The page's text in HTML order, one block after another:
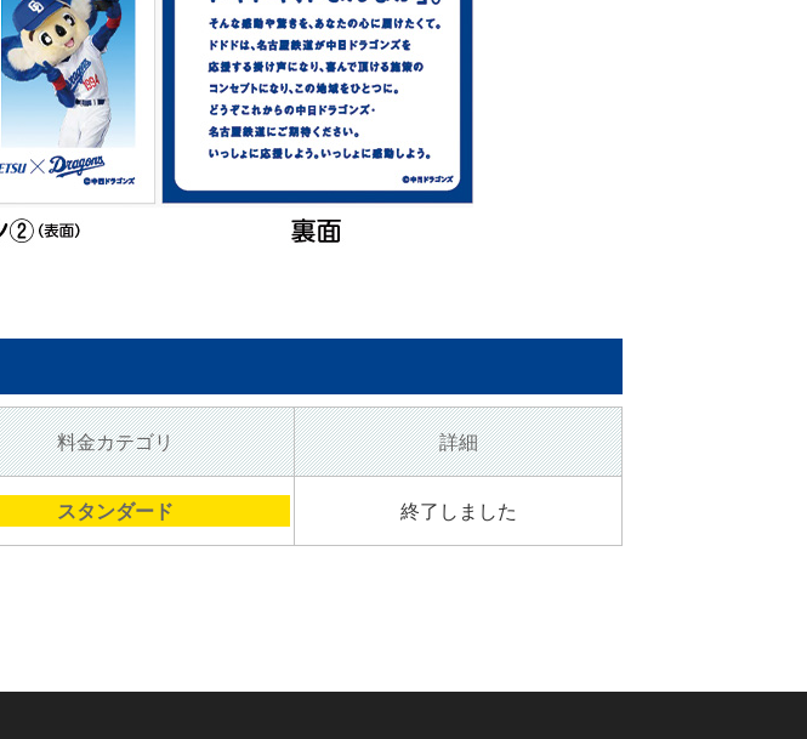
料金カテゴリ 詳細
スタンダード 終了しました